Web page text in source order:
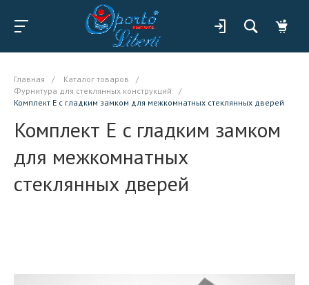
Главная / Каталог товаров
/
Фурнитура для стеклянных конструкций
/
Комплект Е c гладким замком для межкомнатных стеклянных дверей
Комплект Е c гладким замком
для межкомнатных
стеклянных дверей